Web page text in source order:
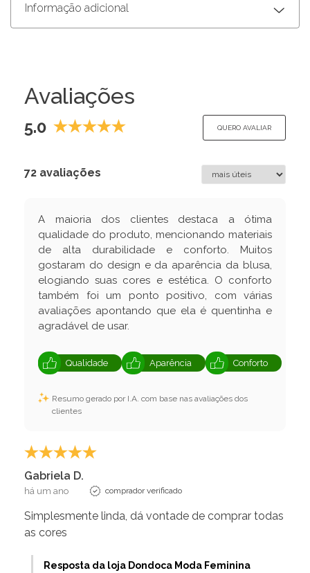
Informação adicional
Avaliações
5.0 QUERO AVALIAR
72 avaliações
A maioria dos clientes destaca a ótima
qualidade do produto, mencionando materiais
de alta durabilidade e conforto. Muitos
gostaram do design e da aparência da blusa,
elogiando suas cores e estética. O conforto
também foi um ponto positivo, com várias
avaliações apontando que ela é quentinha e
agradável de usar.
Qualidade Aparência Conforto
Resumo gerado por I.A. com base nas avaliações dos
clientes
Gabriela D.
há um ano comprador verificado
Simplesmente linda, dá vontade de comprar todas
as cores
Resposta da loja Dondoca Moda Feminina